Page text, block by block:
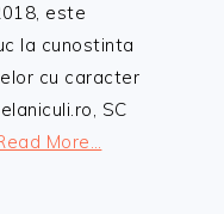
este
la cunostinta
cu caracter
SC
More…